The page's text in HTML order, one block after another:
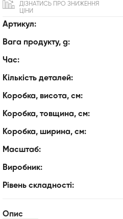
Артикул:
Вага продукту, g:
Час:
Кількість деталей:
Коробка, висота, см:
Коробка, товщина, см:
Коробка, ширина, см:
Масштаб:
Виробник:
Рівень складності:
ДІЗНАТИСЬ ПРО ЗНИЖЕННЯ
ЦІНИ
Опис